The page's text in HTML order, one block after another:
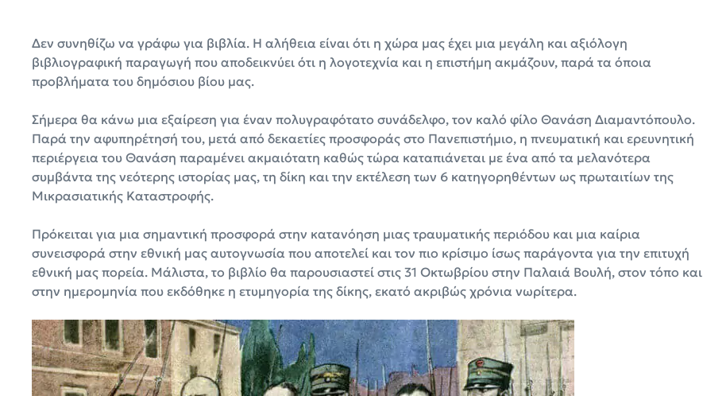
Δεν συνηθίζω να γράφω για βιβλία. Η αλήθεια είναι ότι η χώρα μας έχει μια μεγάλη και αξιόλογη
βιβλιογραφική παραγωγή που αποδεικνύει ότι η λογοτεχνία και η επιστήμη ακμάζουν, παρά τα όποια
προβλήματα του δημόσιου βίου μας.
Σήμερα θα κάνω μια εξαίρεση για έναν πολυγραφότατο συνάδελφο, τον καλό φίλο Θανάση Διαμαντόπουλο.
Παρά την αφυπηρέτησή του, μετά από δεκαετίες προσφοράς στο Πανεπιστήμιο, η πνευματική και ερευνητική
περιέργεια του Θανάση παραμένει ακμαιότατη καθώς τώρα καταπιάνεται με ένα από τα μελανότερα
συμβάντα της νεότερης ιστορίας μας, τη δίκη και την εκτέλεση των 6 κατηγορηθέντων ως πρωταιτίων της
Μικρασιατικής Καταστροφής.
Πρόκειται για μια σημαντική προσφορά στην κατανόηση μιας τραυματικής περιόδου και μια καίρια
συνεισφορά στην εθνική μας αυτογνωσία που αποτελεί και τον πιο κρίσιμο ίσως παράγοντα για την επιτυχή
εθνική μας πορεία. Μάλιστα, το βιβλίο θα παρουσιαστεί στις 31 Οκτωβρίου στην Παλαιά Βουλή, στον τόπο και
στην ημερομηνία που εκδόθηκε η ετυμηγορία της δίκης, εκατό ακριβώς χρόνια νωρίτερα.